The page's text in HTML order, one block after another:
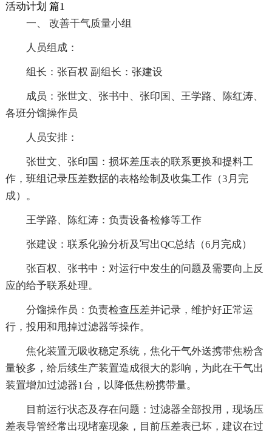
活动计划 篇1
一、 改善干气质量小组
人员组成：
组长：张百权 副组长：张建设
成员：张世文、张书中、张印国、王学路、陈红涛、
各班分馏操作员
人员安排：
张世文、张印国：损坏差压表的联系更换和提料工
作，班组记录压差数据的表格绘制及收集工作（3月完
成）。
王学路、陈红涛：负责设备检修等工作
张建设：联系化验分析及写出QC总结（6月完成）
张百权、张书中：对运行中发生的问题及需要向上反
应的给予联系处理。
分馏操作员：负责检查压差并记录，维护好正常运
行，投用和甩掉过滤器等操作。
焦化装置无吸收稳定系统，焦化干气外送携带焦粉含
量较多，给后续生产装置造成很大的影响，为此在干气出
装置增加过滤器1台，以降低焦粉携带量。
目前运行状态及存在问题：过滤器全部投用，现场压
差表导管经常出现堵塞现象，目前压差表已坏，建议在过